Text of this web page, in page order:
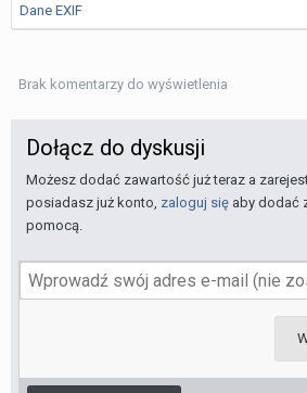
Dane EXIF
Brak komentarzy do wyświetlenia
Dołącz do dyskusji
Możesz dodać zawartość już teraz a
posiadasz już konto, zaloguj się aby dodać
pomocą.